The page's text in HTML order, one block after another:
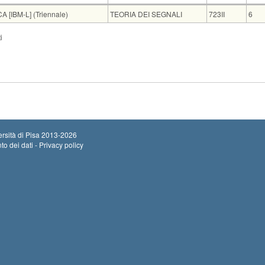
Insegnamento Codice
[IBM-L] (Triennale) TEORIA DEI SEGNALI 723II 6
di Pisa 2013-2026
dei dati - Privacy policy